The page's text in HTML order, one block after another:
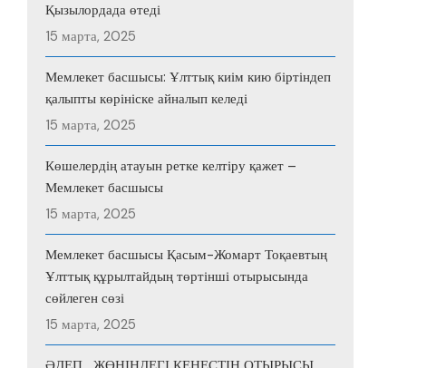
Қызылордада өтеді
15 марта, 2025
Мемлекет басшысы: Ұлттық киім кию біртіндеп
қалыпты көрініске айналып келеді
15 марта, 2025
Көшелердің атауын ретке келтіру қажет –
Мемлекет басшысы
15 марта, 2025
Мемлекет басшысы Қасым-Жомарт Тоқаевтың
Ұлттық құрылтайдың төртінші отырысында
сөйлеген сөзі
15 марта, 2025